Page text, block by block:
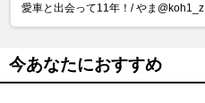
愛車と出会って11年！/ やま@koh1_z
今あなたにおすすめ